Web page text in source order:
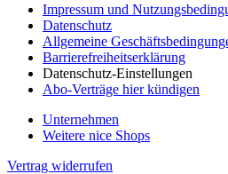
Impressum und
Datenschutz
Allgemeine
Barrierefreiheitserklärung
Datenschutz-Einstellungen
Abo-Verträge hier kündigen
Unternehmen
Weitere nice Shops
Vertrag widerrufen